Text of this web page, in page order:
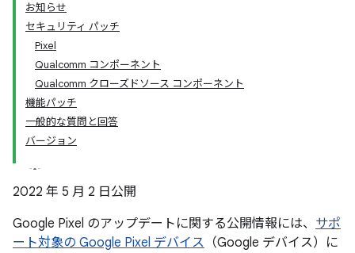
お知らせ
セキュリティ パッチ
Pixel
Qualcomm コンポーネント
Qualcomm クローズドソース コンポーネント
機能パッチ
一般的な質問と回答
バージョン
2022 年 5 月 2 日公開
Google Pixel のアップデートに関する公開情報には、 サポ
ート対象の Google Pixel デバイス （Google デバイス）に